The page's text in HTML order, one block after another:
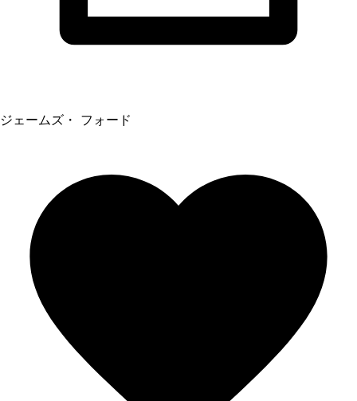
ジェームズ・ フォード